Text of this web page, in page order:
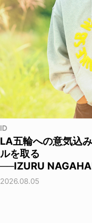
ID
LA五輪への意気込
ルを取る
──IZURU
2026.08.05